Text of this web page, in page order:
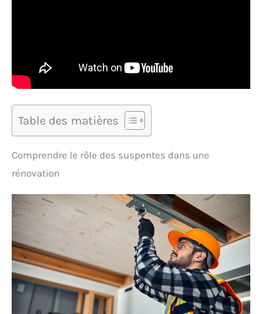
Table des matières
Comprendre le rôle des suspentes dans une
rénovation